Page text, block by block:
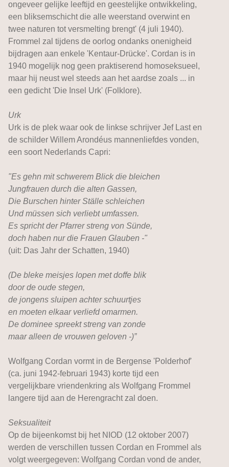
ongeveer gelijke leeftijd en geestelijke ontwikkeling,
een bliksemschicht die alle weerstand overwint en
twee naturen tot versmelting brengt' (4 juli 1940).
Frommel zal tijdens de oorlog ondanks onenigheid
bijdragen aan enkele 'Kentaur-Drücke'. Cordan is in
1940 mogelijk nog geen praktiserend homoseksueel,
maar hij neust wel steeds aan het aardse zoals ... in
een gedicht 'Die Insel Urk' (Folklore).
Urk
Urk is de plek waar ook de linkse schrijver Jef Last en
de schilder Willem Arondéus mannenliefdes vonden,
een soort Nederlands Capri:
"Es gehn mit schwerem Blick die bleichen
Jungfrauen durch die alten Gassen,
Die Burschen hinter Ställe schleichen
Und müssen sich verliebt umfassen.
Es spricht der Pfarrer streng von Sünde,
doch haben nur die Frauen Glauben -"
(uit: Das Jahr der Schatten, 1940)
(De bleke meisjes lopen met doffe blik
door de oude stegen,
de jongens sluipen achter schuurtjes
en moeten elkaar verliefd omarmen.
De dominee spreekt streng van zonde
maar alleen de vrouwen geloven -)”
Wolfgang Cordan vormt in de Bergense 'Polderhof'
(ca. juni 1942-februari 1943) korte tijd een
vergelijkbare vriendenkring als Wolfgang Frommel
langere tijd aan de Herengracht zal doen.
Seksualiteit
Op de bijeenkomst bij het NIOD (12 oktober 2007)
werden de verschillen tussen Cordan en Frommel als
volgt weergegeven: Wolfgang Cordan vond de ander,